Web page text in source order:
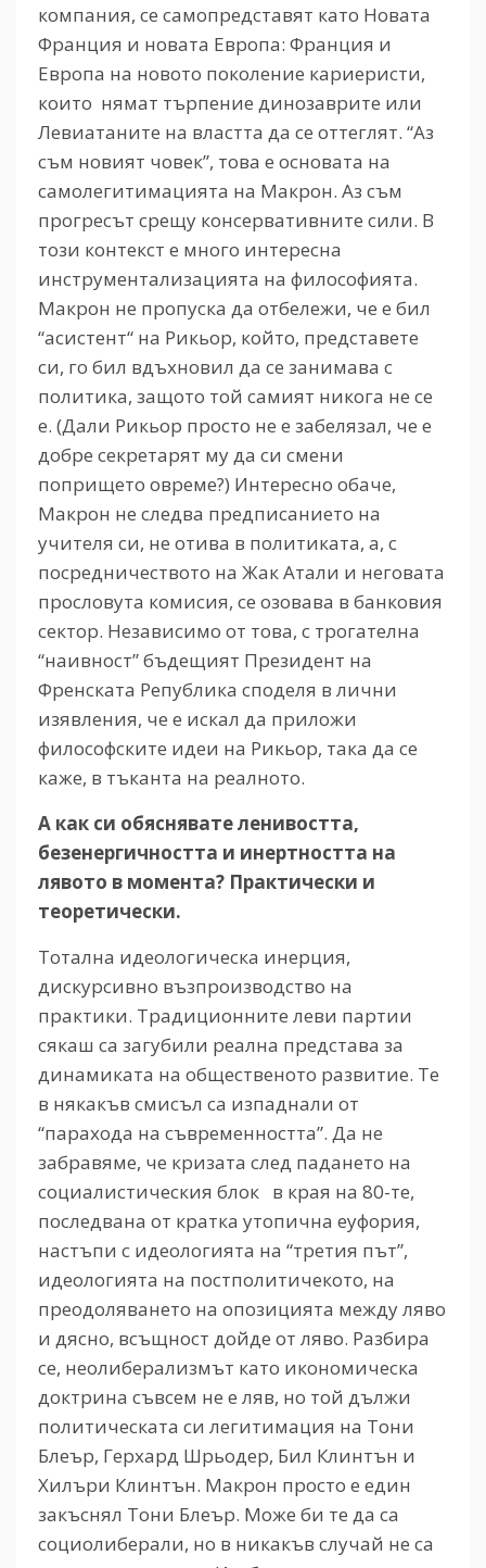
компания, се самопредставят като Новата
Франция и новата Европа: Франция и
Европа на новото поколение кариеристи,
които нямат търпение динозаврите или
Левиатаните на властта да се оттеглят. “Аз
съм новият човек”, това е основата на
самолегитимацията на Макрон. Аз съм
прогресът срещу консервативните сили. В
този контекст е много интересна
инструментализацията на философията.
Макрон не пропуска да отбележи, че е бил
“асистент“ на Рикьор, който, представете
си, го бил вдъхновил да се занимава с
политика, защото той самият никога не се
е. (Дали Рикьор просто не е забелязал, че е
добре секретарят му да си смени
попрището овреме?) Интересно обаче,
Макрон не следва предписанието на
учителя си, не отива в политиката, а, с
посредничеството на Жак Атали и неговата
прословута комисия, се озовава в банковия
сектор. Независимо от това, с трогателна
“наивност” бъдещият Президент на
Френската Република споделя в лични
изявления, че е искал да приложи
философските идеи на Рикьор, така да се
каже, в тъканта на реалното.
А как си обяснявателенивостта,
безенергичността и инертността на
лявото в момента? Практически и
теоретически.
Тотална идеологическа инерция,
дискурсивно възпроизводство на
практики. Традиционните леви партии
сякаш са загубили реална представа за
динамиката на общественото развитие. Те
в някакъв смисъл са изпаднали от
“парахода на съвременността”. Да не
забравяме, че кризата след падането на
социалистическия блок в края на 80-те,
последвана от кратка утопична еуфория,
настъпи с идеологията на “третия път”,
идеологията на постполитичекото, на
преодоляването на опозицията между ляво
и дясно, всъщност дойде от ляво. Разбира
се, неолиберализмът като икономическа
доктрина съвсем не е ляв, но той дължи
политическата си легитимация на Тони
Блеър, Герхард Шрьодер, Бил Клинтън и
Хилъри Клинтън. Макрон просто е един
закъснял Тони Блеър. Може би те да са
социолиберали, но в никакъв случай не са